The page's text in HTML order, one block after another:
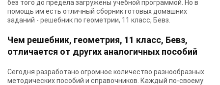
без того до предела загружены учебной программой. Но в
помощь им есть отличный сборник готовых домашних
заданий - решебник по геометрии, 11 класс, Бевз
Чем решебник, геометрия, 11 класс, Бевз,
отличается от других аналогичных пособий
Сегодня разработано огромное количество разнообразных
методических пособий и справочников. Каждый по-своему